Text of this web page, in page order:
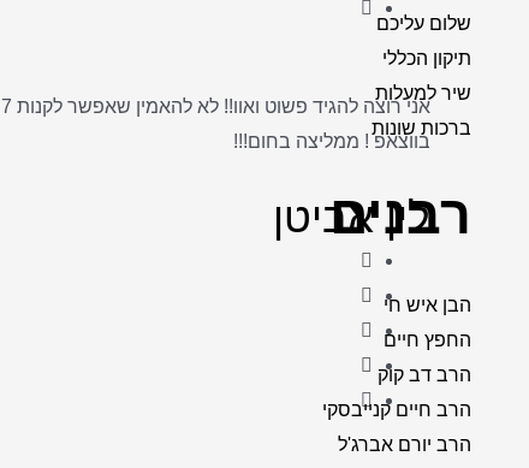
שלום עליכם
תיקון הכללי
שיר למעלות
ברכות שונות
רבנים
הבן איש חי
החפץ חיים
הרב דב קוק
הרב חיים קנייבסקי
הרב יורם אברג'ל
בווצאפ ! ממליצה בחום!!!
לין אביטן